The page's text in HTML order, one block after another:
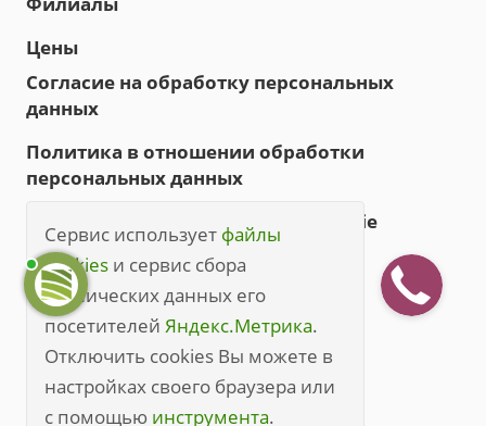
Сервис использует файлы
cookies и сервис сбора
технических данных его
посетителей Яндекс.Метрика.
Отключить cookies Вы можете в
настройках своего браузера или
с помощью инструмента.
Цены
Согласие на обработку персональных
данных
Политика в отношении обработки
персональных данных
Политика обработки файлов cookie
Правила посещения
Правила посещения (полные)
+7 (3842) 49-20-70
kem@medline.pro